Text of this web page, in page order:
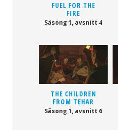
FUEL FOR THE
FIRE
Säsong 1, avsnitt 4
THE CHILDREN
FROM TEHAR
Säsong 1, avsnitt 6